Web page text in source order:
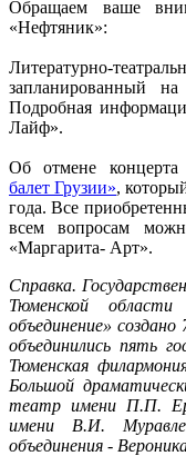
Обращаем ваше
«Нефтяник»:
Литературно-
запланированный
Подробная
Лайф».
Об отмене концерта
балет Грузии»,
года. Все
всем вопросам
«Маргарита- Арт».
Справка.
Тюменской области
объединение»
объединились пять
Тюменская
Большой
театр имени П.П.
имени В.И.
объединения -